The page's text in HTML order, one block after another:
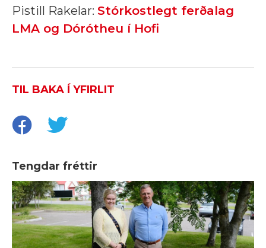
Pistill Rakelar: Stórkostlegt ferðalag
LMA og Dórótheu í Hofi
TIL BAKA Í YFIRLIT
Tengdar fréttir